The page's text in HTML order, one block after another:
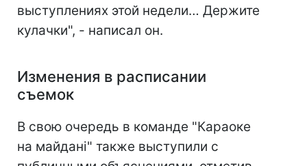
выступлениях этой недели… Держите
кулачки", - написал он.
Изменения в расписании
съемок
В свою очередь в команде "Караоке
на майдані" также выступили с